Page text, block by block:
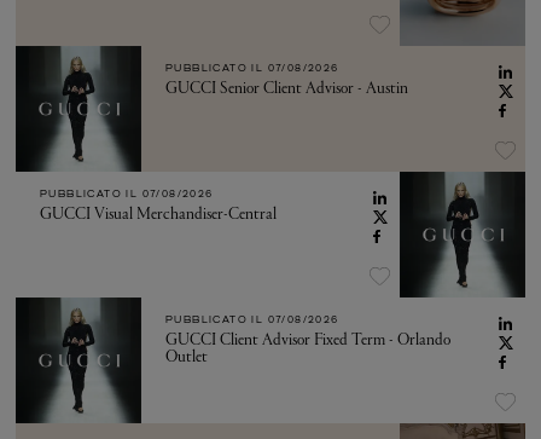
PUBBLICATO IL 07/08/2026
GUCCI Senior Client Advisor - Austin
PUBBLICATO IL 07/08/2026
GUCCI Visual Merchandiser-Central
PUBBLICATO IL 07/08/2026
GUCCI Client Advisor Fixed Term - Orlando
Outlet